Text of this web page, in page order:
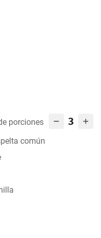
porciones 3
común